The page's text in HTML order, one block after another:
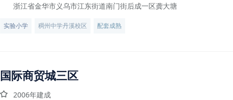
浙江省金华市义乌市江东街道南门街后成一区龚大塘
实验小学 稠州中学丹溪校区 配套成熟
国际商贸城三区
2006年建成